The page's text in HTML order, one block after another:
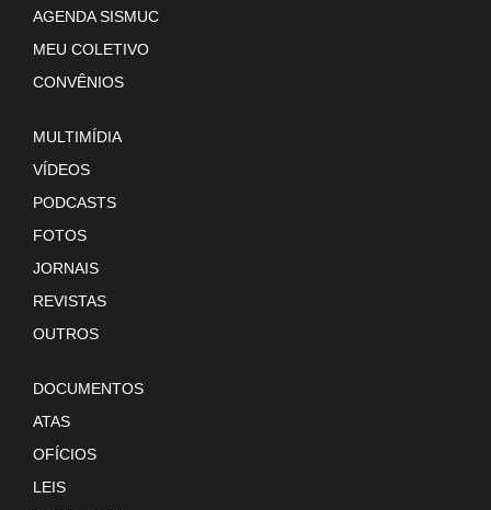
AGENDA SISMUC
MEU COLETIVO
CONVÊNIOS
MULTIMÍDIA
VÍDEOS
PODCASTS
FOTOS
JORNAIS
REVISTAS
OUTROS
DOCUMENTOS
ATAS
OFÍCIOS
LEIS